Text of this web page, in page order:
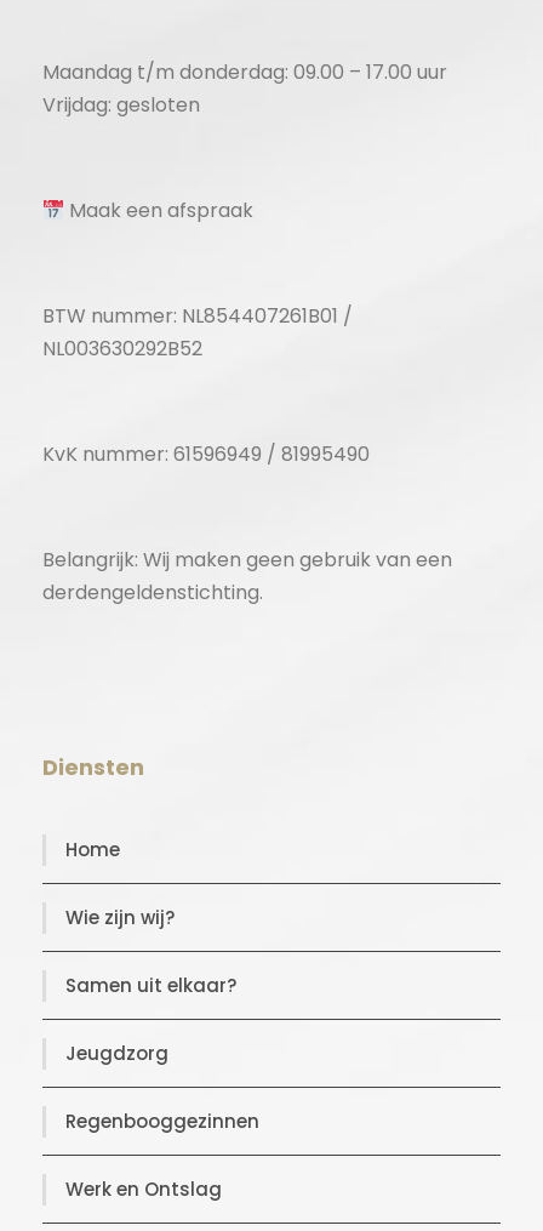
Maandag t/m donderdag: 09.00 – 17.00 uur
Vrijdag: gesloten
Maak een afspraak
BTW nummer: NL854407261B01 /
NL003630292B52
KvK nummer: 61596949 / 81995490
Belangrijk: Wij maken geen gebruik van een
derdengeldenstichting.
Diensten
Home
Wie zijn wij?
Samen uit elkaar?
Jeugdzorg
Regenbooggezinnen
Werk en Ontslag